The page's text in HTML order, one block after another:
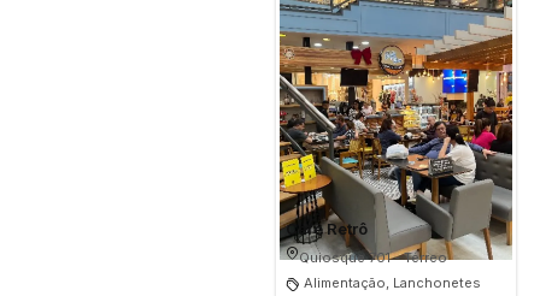
Café Retrô
Quiosque 701 - Térreo
Alimentação, Lanchonetes